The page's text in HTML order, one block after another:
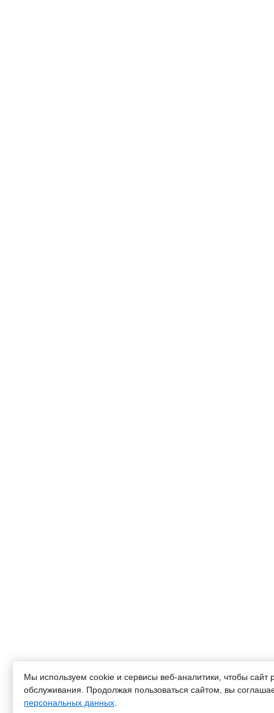
Мы используем cookie и сервисы веб-аналитики, чтобы сайт
обслуживания. Продолжая пользоваться сайтом, вы
персональных данных